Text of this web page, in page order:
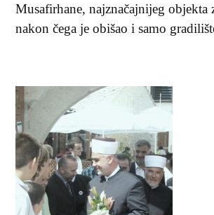
Musafirhane, najznačajnijeg objekta
nakon čega je obišao i samo